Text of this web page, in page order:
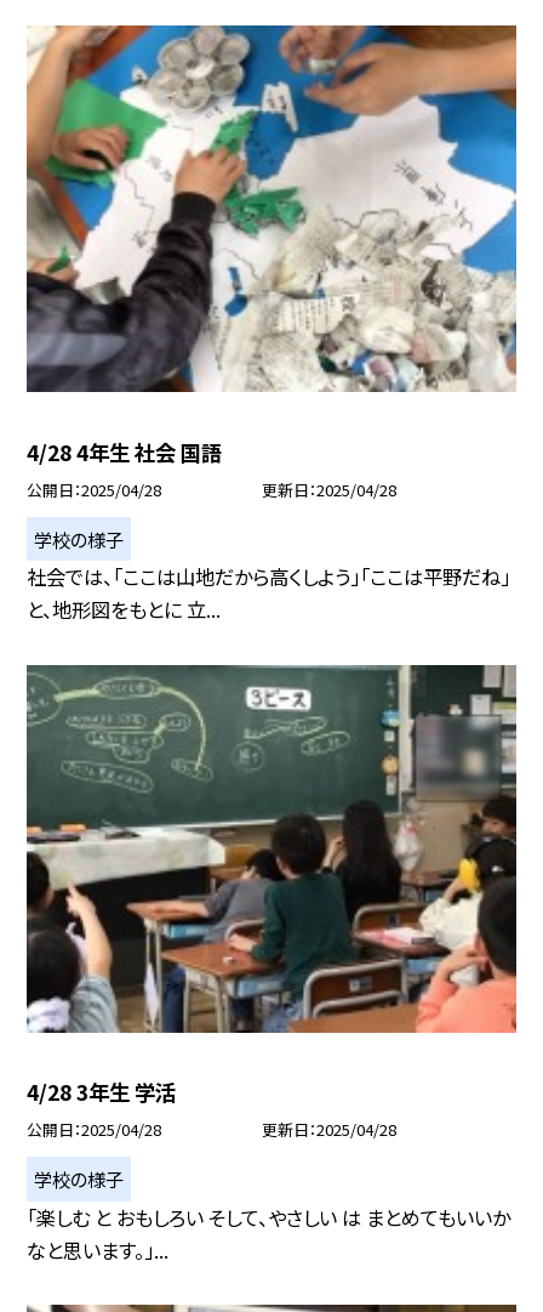
4/28 4年生 社会 国語
公開日 2025/04/28 更新日 2025/04/28
学校の様子
社会では、「ここは山地だから高くしよう」「ここは平野だね」
と、地形図をもとに 立...
4/28 3年生 学活
公開日 2025/04/28 更新日 2025/04/28
学校の様子
「楽しむ と おもしろい そして、やさしい は まとめてもいいか
なと思います。」...